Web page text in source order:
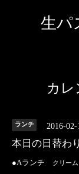
生パ
カレ
ランチ 2016-
本日の日替わ
●Aランチ クリー